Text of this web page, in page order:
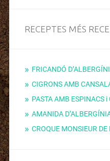
RECEPTES MÉS
FRICANDÓ
CIGRONS AMB
PASTA AMB ESPINACS
AMANIDA
CROQUE MONSIEUR DE